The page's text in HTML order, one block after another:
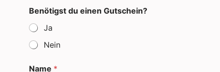
Benötigst du einen Gutschein?
Ja
Nein
Name *